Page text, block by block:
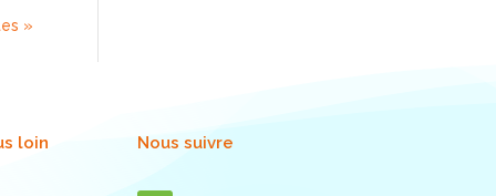
»
loin Nous suivre